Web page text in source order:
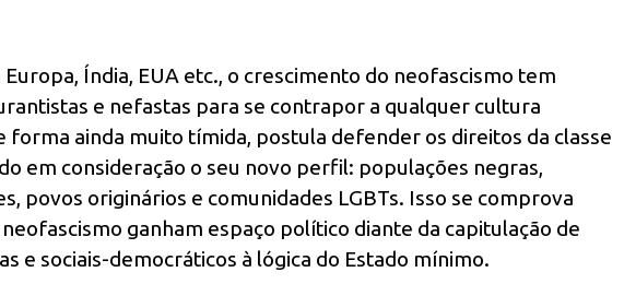
Índia, EUA etc., o crescimento do neofascismo tem
e nefastas para se contrapor a qualquer cultura
forma ainda muito tímida, postula defender os direitos da classe
em consideração o seu novo perfil: populações negras,
povos originários e comunidades LGBTs. Isso se comprova
ganham espaço político diante da capitulação de
e sociais-democráticos à lógica do Estado mínimo.